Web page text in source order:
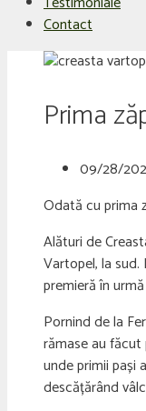
Contact
Prima
09/28/
Odată cu prima
Alături de
Vartopel, la
premieră în
Pornind de la
rămase au făcut
unde primii pași
descățărând